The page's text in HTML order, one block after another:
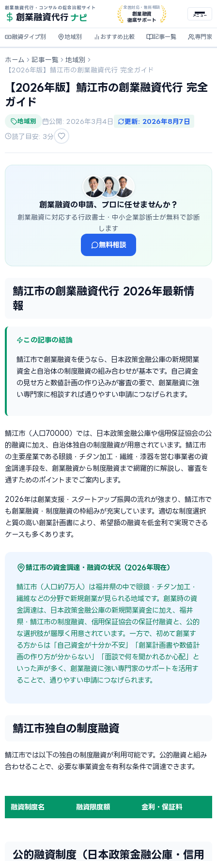
創業融資代行・コンサルの総合比較サイト
創業融資代行 ナビ
全国対応・無料相談
創業融資
徹底サポート
メニュー
融資タイプ別 地域別 おすすめ比較 記事一覧 専門家
ホーム 記事一覧
地域別
【2026年版】鯖江市の創業融資代行 完全ガイド
【2026年版】鯖江市の創業融資代行 完全
ガイド
地域別 公開: 2026年3月4日 更新: 2026年8月7日
読了目安: 3分
創業融資の申請、プロに任せませんか？
創業融資に対応する行政書士・中小企業診断士が無料で診断
します
無料相談
鯖江市の創業融資代行 2026年最新情
報
この記事の結論
鯖江市で創業融資を使うなら、日本政策金融公庫の新規開業
資金と自治体の制度融資の組み合わせが基本です。自己資金
の見せ方と数値計画の作り込みが審査の要で、創業融資に強
い専門家に相談すれば通りやすい申請につなげられます。
鯖江市（人口70000）では、日本政策金融公庫や信用保証協会の公
的融資に加え、自治体独自の制度融資が用意されています。鯖江市
の主要産業である眼鏡・チタン加工・繊維・漆器を営む事業者の資
金調達手段を、創業融資から制度融資まで網羅的に解説し、審査を
通すためのポイントまでご案内します。
2026年は創業支援・スタートアップ振興の流れが強まり、鯖江市で
も創業融資・制度融資の枠組みが充実しています。適切な制度選択
と質の高い創業計画書により、希望額の融資を低金利で実現できる
ケースも多くあります。
鯖江市の資金調達・融資の状況（2026年現在）
鯖江市（人口約7万人）は福井県の中で眼鏡・チタン加工・
繊維などの分野で新規創業が見られる地域です。創業時の資
金調達は、日本政策金融公庫の新規開業資金に加え、福井
県・鯖江市の制度融資、信用保証協会の保証付融資と、公的
な選択肢が層厚く用意されています。一方で、初めて創業す
る方からは「自己資金が十分か不安」「創業計画書や数値計
画の作り方が分からない」「面談で何を聞かれるか心配」と
いった声が多く、創業融資に強い専門家のサポートを活用す
ることで、通りやすい申請につなげられます。
鯖江市独自の制度融資
鯖江市では以下の独自の制度融資が利用可能です。公的融資と組み
合わせることで、必要な事業資金を有利な条件で調達できます。
融資制度名 融資限度額 金利・保証料
公的融資制度（日本政策金融公庫・信用